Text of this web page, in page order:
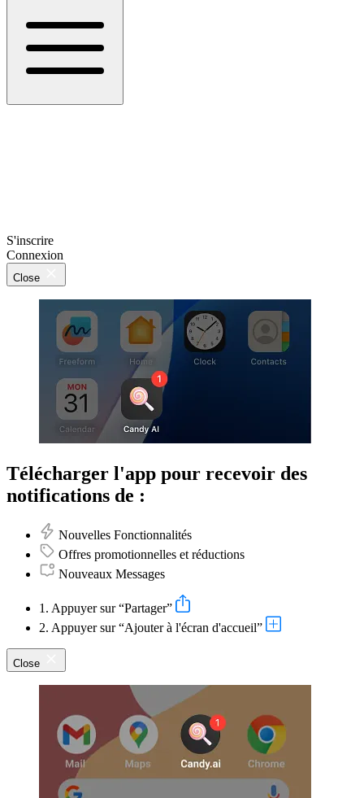
S'inscrire
Connexion
Close
Télécharger l'app pour recevoir des
notifications de :
Nouvelles Fonctionnalités
Offres promotionnelles et réductions
Nouveaux Messages
1. Appuyer sur “Partager”
2. Appuyer sur “Ajouter à l'écran d'accueil”
Close